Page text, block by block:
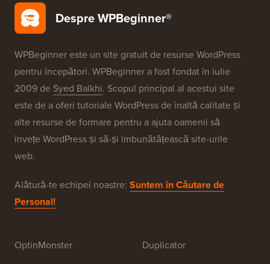
Configurare gratuită blog
Brandurile Noastre
Despre WPBeginner®
WPBeginner este un site gratuit de resurse WordPress
2009 deSyed Balkhi. Scopul principal al acestui site
este de a oferi tutoriale WordPress de înaltă calitate și
web.